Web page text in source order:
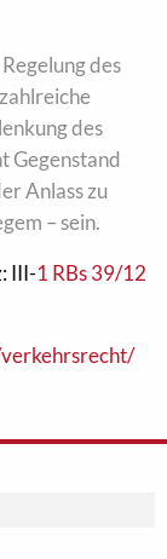
des
des
Gegenstand
Anlass zu
– sein.
III-1 RBs 39/12